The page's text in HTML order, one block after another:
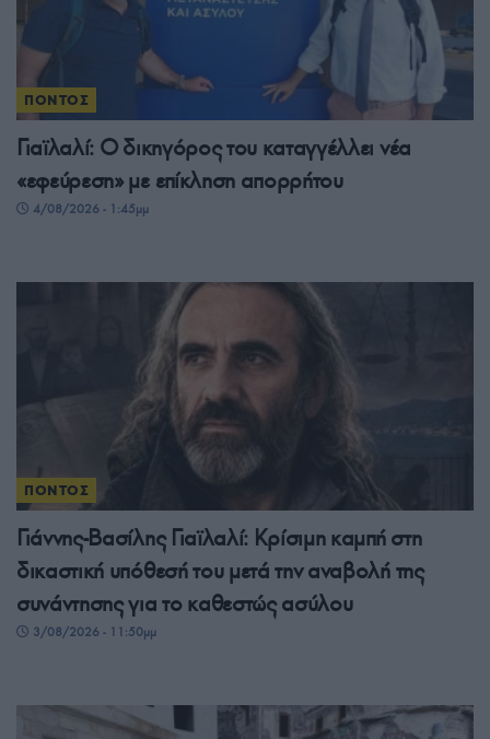
ΠΟΝΤΟΣ
Γιαϊλαλί: Ο δικηγόρος του καταγγέλλει νέα
«εφεύρεση» με επίκληση απορρήτου
4/08/2026 - 1:45μμ
ΠΟΝΤΟΣ
Γιάννης-Βασίλης Γιαϊλαλί: Κρίσιμη καμπή στη
δικαστική υπόθεσή του μετά την αναβολή της
συνάντησης για το καθεστώς ασύλου
3/08/2026 - 11:50μμ